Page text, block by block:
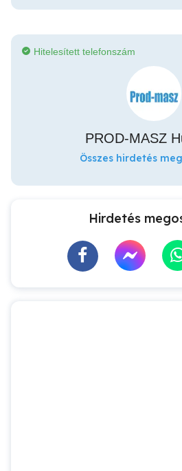
Hitelesített telefonszám
PROD-MASZ
Összes hirdetés
Hirdetés